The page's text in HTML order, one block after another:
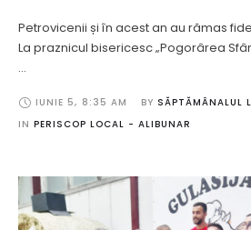
Petrovicenii și în acest an au rămas
La praznicul bisericesc „Pogorârea
…
IUNIE 5, 8:35 AM BY SĂPTĂMÂNALUL
IN PERISCOP LOCAL - ALIBUNAR